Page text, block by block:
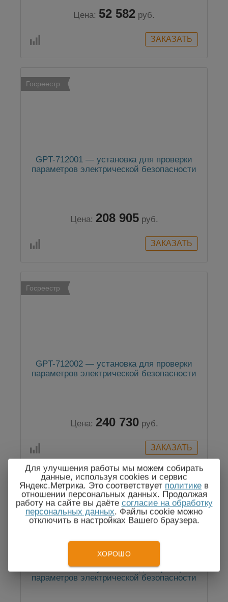
Цена: 52 582 руб.
Госреестр
GPT-712001 — установка для проверки
параметров электрической безопасности
Цена: 208 905 руб.
Госреестр
GPT-712002 — установка для проверки
параметров электрической безопасности
Цена: 240 730 руб.
Госреестр
GPT-712003 — установка для проверки
параметров электрической безопасности
Для улучшения работы мы можем собирать
данные, используя cookies и сервис
Яндекс.Метрика. Это соответствует политике в
отношении персональных данных. Продолжая
работу на сайте вы даёте согласие на обработку
персональных данных. Файлы cookie можно
отключить в настройках Вашего браузера.
ХОРОШО